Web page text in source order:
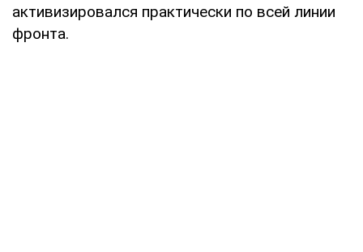
активизировался практически по всей линии
фронта.